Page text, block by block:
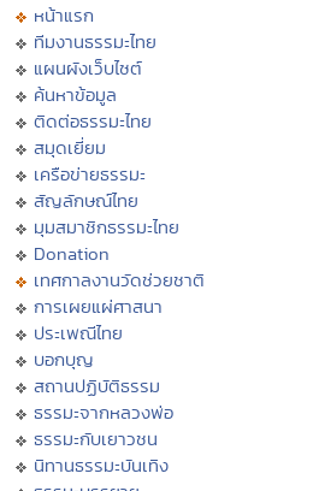
หน้าแรก
ทีมงานธรรมะไทย
แผนผังเว็บไซต์
ค้นหาข้อมูล
ติดต่อธรรมะไทย
สมุดเยี่ยม
เครือข่ายธรรมะ
สัญลักษณ์ไทย
มุมสมาชิกธรรมะไทย
Donation
เทศกาลงานวัดช่วยชาติ
การเผยแผ่ศาสนา
ประเพณีไทย
บอกบุญ
สถานปฏิบัติธรรม
ธรรมะจากหลวงพ่อ
ธรรมะกับเยาวชน
นิทานธรรมะบันเทิง